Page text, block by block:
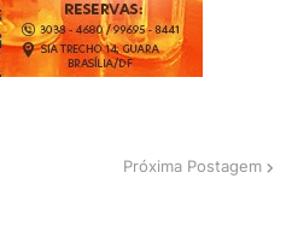
Próxima Postagem